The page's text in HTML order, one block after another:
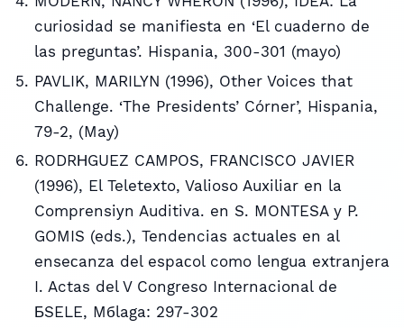
curiosidad se manifiesta en ‘El cuaderno de
las preguntas’. Hispania, 300-301 (mayo)
PAVLIK, MARILYN (1996), Other Voices that
Challenge. ‘The Presidents’ Córner’, Hispania,
79-2, (May)
RODRНGUEZ CAMPOS, FRANCISCO JAVIER
(1996), El Teletexto, Valioso Auxiliar en la
Comprensiуn Auditiva. en S. MONTESA y P.
GOMIS (eds.), Tendencias actuales en al
enseсanza del espaсol como lengua extranjera
I. Actas del V Congreso Internacional de
БSELE, Mбlaga: 297-302